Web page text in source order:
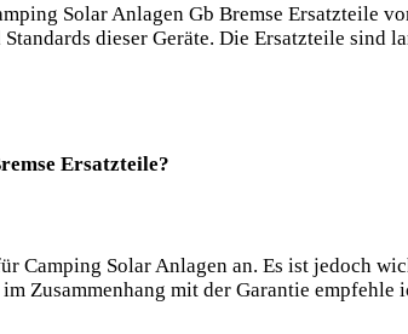
Solar Anlagen Gb Bremse Ersatzteile
dieser Geräte. Die Ersatzteile sind
Ersatzteile?
Camping Solar Anlagen an. Es ist jedoch
Zusammenhang mit der Garantie